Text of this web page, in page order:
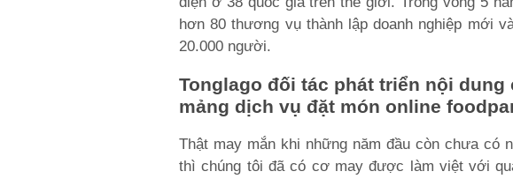
hơn 80 thương vụ thành lập doanh nghiệp mới
20.000 người.
Tonglago đối tác phát triển nội dung
mảng dịch vụ đặt món online
Thật may mắn khi những năm đầu còn chưa có
thì chúng tôi đã có cơ may được làm việt với